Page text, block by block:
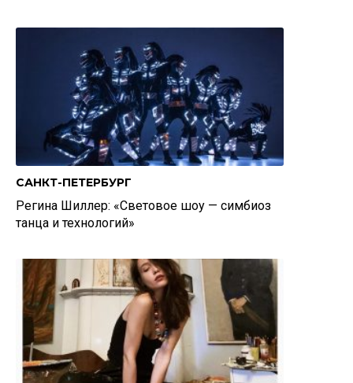
САНКТ-ПЕТЕРБУРГ
Регина Шиллер: «Световое шоу — симбиоз
танца и технологий»